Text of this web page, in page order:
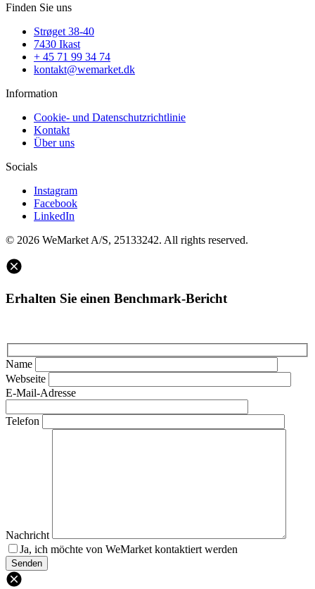
Finden Sie uns
Strøget 38-40
7430 Ikast
+ 45 71 99 34 74
kontakt@wemarket.dk
Information
Cookie- und Datenschutzrichtlinie
Kontakt
Über uns
Socials
Instagram
Facebook
LinkedIn
© 2026 WeMarket A/S, 25133242. All rights reserved.
Erhalten Sie einen Benchmark-Bericht
Name
Webseite
E-Mail-Adresse
Telefon
Nachricht
Ja, ich möchte von WeMarket kontaktiert werden